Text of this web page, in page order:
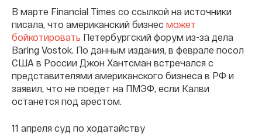
В марте Financial Times со ссылкой на источники
писала, что американский бизнес может
бойкотировать Петербургский форум из-за дела
Baring Vostok. По данным издания, в феврале посол
США в России Джон Хантсман встречался с
представителями американского бизнеса в РФ и
заявил, что не поедет на ПМЭФ, если Калви
останется под арестом.
11 апреля суд по ходатайству